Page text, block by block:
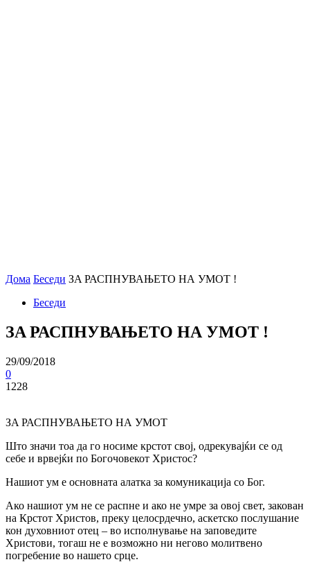
Дома Беседи ЗA РАСПНУВАЊЕТО НА УМОТ !
Беседи
ЗA РАСПНУВАЊЕТО НА УМОТ !
29/09/2018
0
1228
ЗA РАСПНУВАЊЕТО НА УМОТ
Што значи тоа да го носиме крстот свој, одрекувајќи се од
себе и врвејќи по Богочовекот Христос?
Нашиот ум е основната алатка за комуникација со Бог.
Ако нашиот ум не се распне и ако не умре за овој свет, закован
на Крстот Христов, преку целосрдечно, аскетско послушание
кон духовниот отец – во исполнување на заповедите
Христови, тогаш не е возможно ни негово молитвено
погребение во нашето срце.